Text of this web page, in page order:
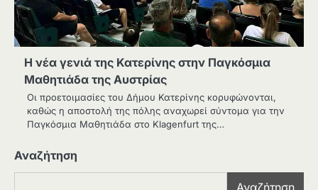
Η νέα γενιά της Κατερίνης στην Παγκόσμια
Μαθητιάδα της Αυστρίας
Οι προετοιμασίες του Δήμου Κατερίνης κορυφώνονται,
καθώς η αποστολή της πόλης αναχωρεί σύντομα για την
Παγκόσμια Μαθητιάδα στο Klagenfurt της…
Αναζήτηση
Αναζήτηση